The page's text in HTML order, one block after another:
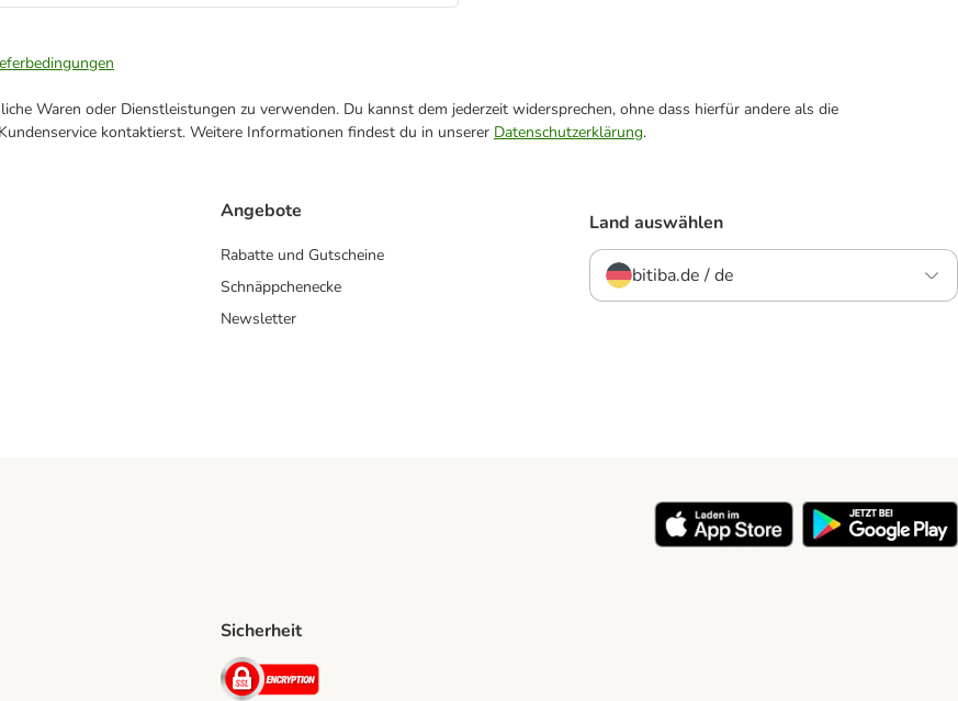
Waren oder Dienstleistungen zu verwenden. Du kannst dem jederzeit widersprechen, ohne dass hierfür andere als die
kontaktierst. Weitere Informationen findest du in unserer Datenschutzerklärung.
Angebote
Rabatte und Gutscheine
Schnäppchenecke
Newsletter
Land auswählen
bitiba.de / de
Sicherheit
Security